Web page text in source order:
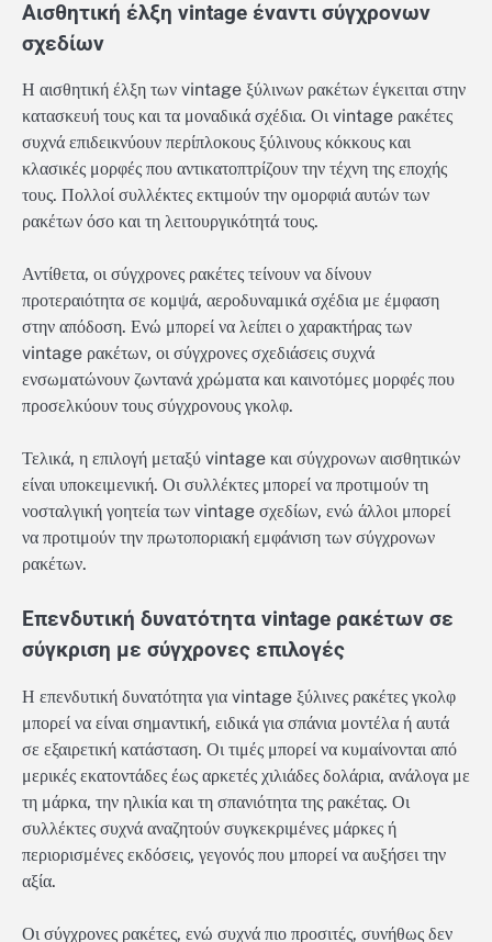
Αισθητική έλξη vintage έναντι σύγχρονων
σχεδίων
Η αισθητική έλξη των vintage ξύλινων ρακέτων έγκειται στην
κατασκευή τους και τα μοναδικά σχέδια. Οι vintage ρακέτες
συχνά επιδεικνύουν περίπλοκους ξύλινους κόκκους και
κλασικές μορφές που αντικατοπτρίζουν την τέχνη της εποχής
τους. Πολλοί συλλέκτες εκτιμούν την ομορφιά αυτών των
ρακέτων όσο και τη λειτουργικότητά τους.
Αντίθετα, οι σύγχρονες ρακέτες τείνουν να δίνουν
προτεραιότητα σε κομψά, αεροδυναμικά σχέδια με έμφαση
στην απόδοση. Ενώ μπορεί να λείπει ο χαρακτήρας των
vintage ρακέτων, οι σύγχρονες σχεδιάσεις συχνά
ενσωματώνουν ζωντανά χρώματα και καινοτόμες μορφές που
προσελκύουν τους σύγχρονους γκολφ.
Τελικά, η επιλογή μεταξύ vintage και σύγχρονων αισθητικών
είναι υποκειμενική. Οι συλλέκτες μπορεί να προτιμούν τη
νοσταλγική γοητεία των vintage σχεδίων, ενώ άλλοι μπορεί
να προτιμούν την πρωτοποριακή εμφάνιση των σύγχρονων
ρακέτων.
Επενδυτική δυνατότητα vintage ρακέτων σε
σύγκριση με σύγχρονες επιλογές
Η επενδυτική δυνατότητα για vintage ξύλινες ρακέτες γκολφ
μπορεί να είναι σημαντική, ειδικά για σπάνια μοντέλα ή αυτά
σε εξαιρετική κατάσταση. Οι τιμές μπορεί να κυμαίνονται από
μερικές εκατοντάδες έως αρκετές χιλιάδες δολάρια, ανάλογα με
τη μάρκα, την ηλικία και τη σπανιότητα της ρακέτας. Οι
συλλέκτες συχνά αναζητούν συγκεκριμένες μάρκες ή
περιορισμένες εκδόσεις, γεγονός που μπορεί να αυξήσει την
αξία.
Οι σύγχρονες ρακέτες, ενώ συχνά πιο προσιτές, συνήθως δεν